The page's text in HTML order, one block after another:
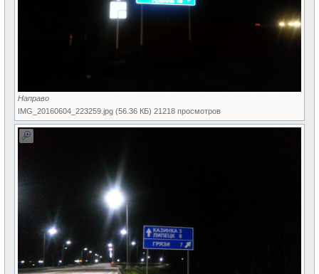
Направо
IMG_20160604_223259.jpg (56.36 КБ) 21218 просмотров